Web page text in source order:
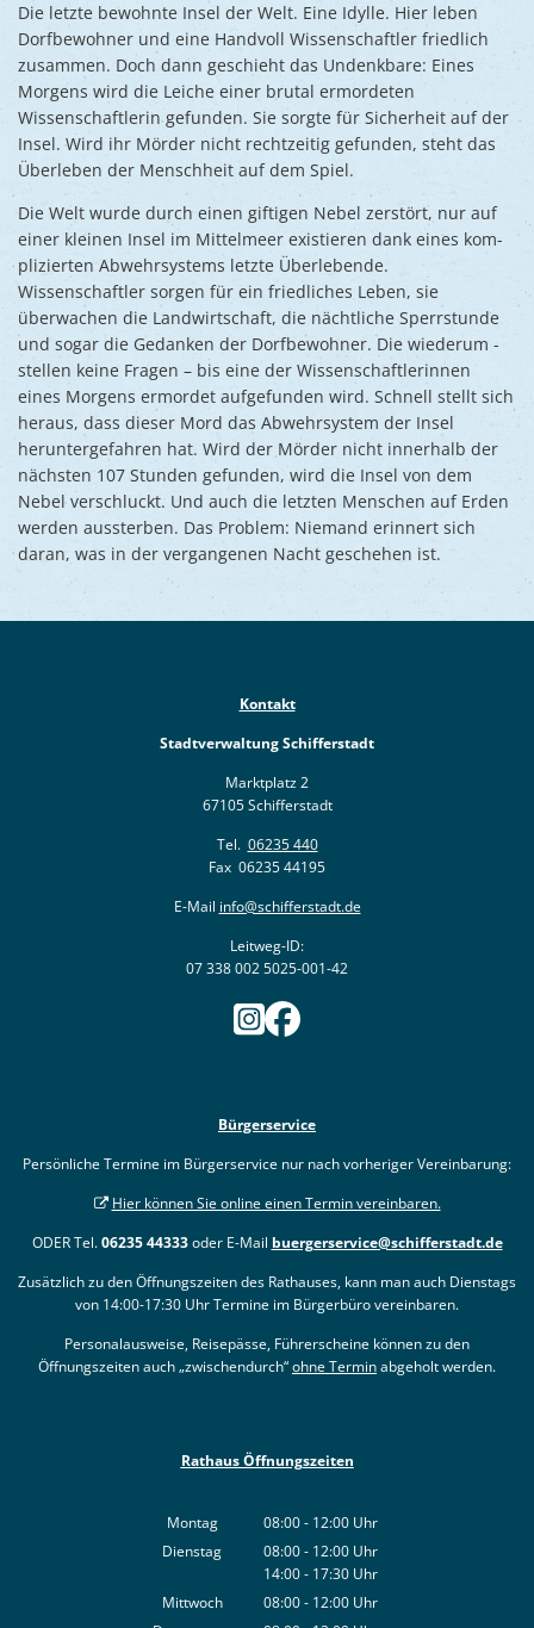
Die letzte bewohnte Insel der Welt. Eine Idylle. Hier leben
Dorfbewohner und eine Handvoll Wissenschaftler friedlich
zusammen. Doch dann geschieht das Undenkbare: Eines
Morgens wird die Leiche einer brutal ermordeten
Wissenschaftlerin gefunden. Sie sorgte für Sicherheit auf der
Insel. Wird ihr Mörder nicht rechtzeitig gefunden, steht das
Überleben der Menschheit auf dem Spiel.
Die Welt wurde durch einen ­giftigen Nebel zerstört, nur auf
einer kleinen Insel im Mittel­meer existieren dank eines kom­
plizierten Abwehrsystems letzte Überlebende.
Wissenschaftler ­sorgen für ein friedliches Leben, sie
überwachen die Landwirt­schaft, die nächtliche Sperrstunde
und sogar die Gedanken der ­Dorf­bewohner. Die wiederum ­
stellen keine Fragen – bis eine der Wissenschaftlerinnen
eines Morgens ermordet auf­gefunden wird. Schnell stellt sich
heraus, dass dieser Mord das Abwehr­system der Insel
herunter­gefahren hat. Wird der Mörder nicht inner­halb der
nächsten 107 Stunden ­gefunden, wird die Insel von dem
Nebel verschluckt. Und auch die letzten Menschen auf Erden
werden aussterben. Das Problem: Niemand erinnert sich
daran, was in der vergangenen Nacht geschehen ist.
Kontakt
Stadtverwaltung Schifferstadt
Marktplatz 2
67105 Schifferstadt
Tel. 06235 440
Fax 06235 44195
E-Mail info@schifferstadt.de
Leitweg-ID:
07 338 002 5025-001-42
Bürgerservice
Persönliche Termine im Bürgerservice nur nach vorheriger Vereinbarung:
Hier können Sie online einen Termin vereinbaren.
ODER Tel.06235 44333oder E-Mail buergerservice@schifferstadt.de
Zusätzlich zu den Öffnungszeiten des Rathauses, kann man auch Dienstags
von 14:00-17:30 Uhr Termine im Bürgerbüro vereinbaren.
Personalausweise, Reisepässe, Führerscheine können zu den
Öffnungszeiten auch „zwischendurch“ohne Terminabgeholt werden.
Rathaus Öffnungszeiten
Montag 08:00- 12:00 Uhr
Von 08:00 bis 12:00 Uhr
Dienstag 08:00- 12:00 Uhr
Von 08:00 bis 12:00 Uhr
14:00- 17:30 Uhr
Von 14:00 bis 17:30 Uhr
Mittwoch 08:00- 12:00 Uhr